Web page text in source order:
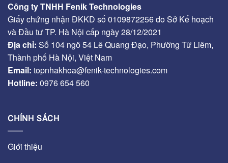
Công ty TNHH Fenik Technologies
Giấy chứng nhận ĐKKD số 0109872256 do Sở Kế hoạch
và Đầu tư TP. Hà Nội cấp ngày 28/12/2021
Địa chỉ: Số 104 ngõ 54 Lê Quang Đạo, Phường Từ Liêm,
Thành phố Hà Nội, Việt Nam
Email: topnhakhoa@fenik-technologies.com
Hotline: 0976 654 560
CHÍNH SÁCH
Giới thiệu